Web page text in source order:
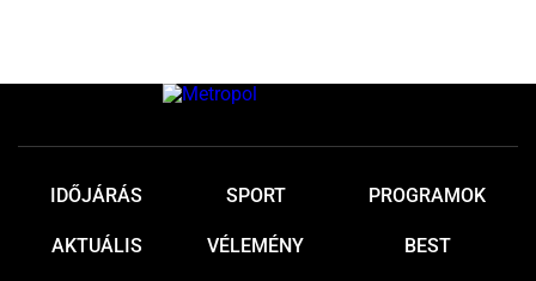
IDŐJÁRÁS SPORT PROGRAMOK
AKTUÁLIS VÉLEMÉNY BEST